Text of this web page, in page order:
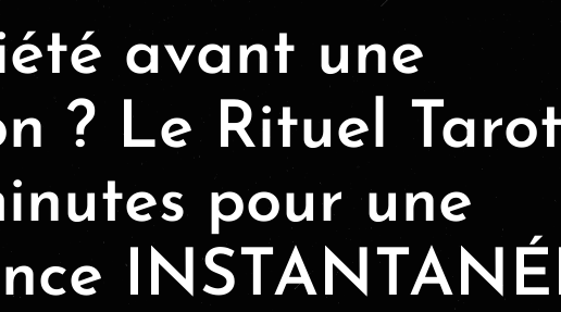
avant une
? Le Rituel Tarot
pour une